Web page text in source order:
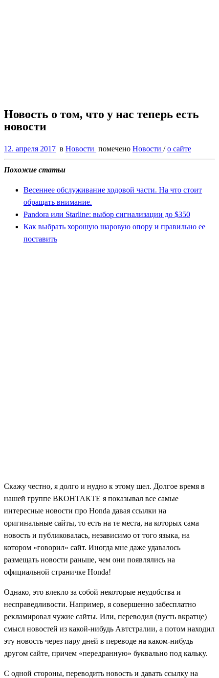
Новость о том, что у нас теперь есть
новости
12. апреля 2017 в Новости помечено Новости /о сайте
Похожие статьи
Весеннее обслуживание ходовой части. На что стоит
обращать внимание.
Pandora или Starline: выбор сигнализации до $350
Как выбрать хорошую шаровую опору и правильно ее
поставить
Скажу честно, я долго и нудно к этому шел. Долгое время в
нашей группе ВКОНТАКТЕ я показывал все самые
интересные новости про Honda давая ссылки на
оригинальные сайты, то есть на те места, на которых сама
новость и публиковалась, независимо от того языка, на
котором «говорил» сайт. Иногда мне даже удавалось
размещать новости раньше, чем они появлялись на
официальной страничке Honda!
Однако, это влекло за собой некоторые неудобства и
несправедливости. Например, я совершенно забесплатно
рекламировал чужие сайты. Или, переводил (пусть вкратце)
смысл новостей из какой-нибудь Автстралии, а потом находил
эту новость через пару дней в переводе на каком-нибудь
другом сайте, причем «передранную» буквально под кальку.
С одной стороны, переводить новость и давать ссылку на